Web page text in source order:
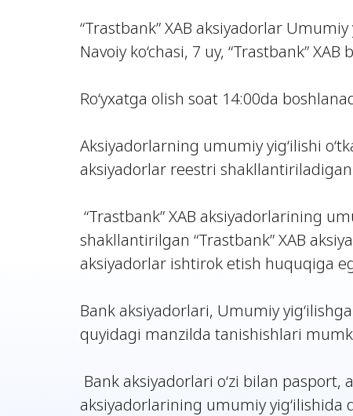
“Trastbank” XAB aksiyadorlar
Navoiy ko‘chasi, 7 uy, “Trastbank”
Ro‘yxatga olish soat 14:00da
Aksiyadorlarning umumiy yig‘ilishi
aksiyadorlar reestri shakllantiriladigan
“Trastbank” XAB aksiyadorlarining
shakllantirilgan “Trastbank” XAB
aksiyadorlar ishtirok etish huquqiga
Bank aksiyadorlari, Umumiy
quyidagi manzilda tanishishlari
Bank aksiyadorlari o‘zi bilan
aksiyadorlarining umumiy